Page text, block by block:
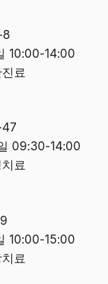
8
10:00-14:00
료
47
09:30-14:00
료
10:00-15:00
료